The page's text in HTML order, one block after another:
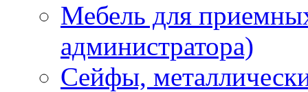
Мебель для
администратора)
Сейфы,